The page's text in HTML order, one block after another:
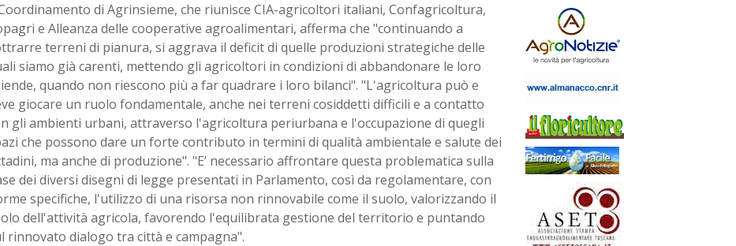
di Agrinsieme, che riunisce CIA-agricoltori italiani, Confagricoltura,
e Alleanza delle cooperative agroalimentari, afferma che "continuando a
terreni di pianura, si aggrava il deficit di quelle produzioni strategiche delle
siamo già carenti, mettendo gli agricoltori in condizioni di abbandonare le loro
quando non riescono più a far quadrare i loro bilanci". "L'agricoltura può e
giocare un ruolo fondamentale, anche nei terreni cosiddetti difficili e a contatto
gli ambienti urbani, attraverso l'agricoltura periurbana e l'occupazione di quegli
che possono dare un forte contributo in termini di qualità ambientale e salute dei
ma anche di produzione". "E’ necessario affrontare questa problematica sulla
dei diversi disegni di legge presentati in Parlamento, così da regolamentare, con
specifiche, l'utilizzo di una risorsa non rinnovabile come il suolo, valorizzando il
dell'attività agricola, favorendo l'equilibrata gestione del territorio e puntando
rinnovato dialogo tra città e campagna".